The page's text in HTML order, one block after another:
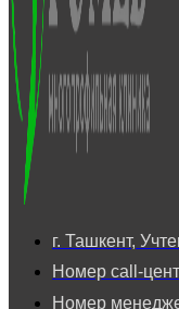
г. Ташкент,
Номер call-
Номер